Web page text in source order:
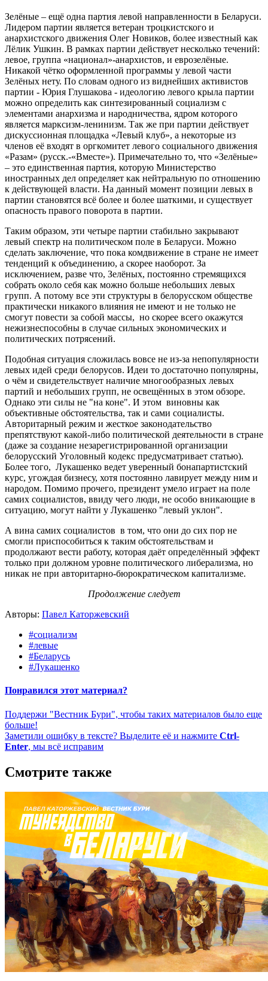
Зелёные – ещё одна партия левой направленности в Беларуси.
Лидером партии является ветеран троцкистского и
анархистского движения Олег Новиков, более известный как
Лёлик Ушкин. В рамках партии действует несколько течений:
левое, группа «национал»-анархистов, и еврозелёные.
Никакой чётко оформленной программы у левой части
Зелёных нету. По словам одного из виднейших активистов
партии - Юрия Глушакова - идеологию левого крыла партии
можно определить как синтезированный социализм с
элементами анархизма и народничества, ядром которого
является марксизм-ленинизм. Так же при партии действует
дискуссионная площадка «Левый клуб», а некоторые из
членов её входят в оргкомитет левого социального движения
«Разам» (русск.-«Вместе»). Примечательно то, что «Зелёные»
– это единственная партия, которую Министерство
иностранных дел определяет как нейтральную по отношению
к действующей власти. На данный момент позиции левых в
партии становятся всё более и более шаткими, и существует
опасность правого поворота в партии.
Таким образом, эти четыре партии стабильно закрывают
левый спектр на политическом поле в Беларуси. Можно
сделать заключение, что пока комдвижение в стране не имеет
тенденций к объединению, а скорее наоборот. За
исключением, разве что, Зелёных, постоянно стремящихся
собрать около себя как можно больше небольших левых
групп. А потому все эти структуры в белорусском обществе
практически никакого влияния не имеют и не только не
смогут повести за собой массы, но скорее всего окажутся
нежизнеспособны в случае сильных экономических и
политических потрясений.
Подобная ситуация сложилась вовсе не из-за непопулярности
левых идей среди белорусов. Идеи то достаточно популярны,
о чём и свидетельствует наличие многообразных левых
партий и небольших групп, не освещённых в этом обзоре.
Однако эти силы не "на коне". И этом виновны как
объективные обстоятельства, так и сами социалисты.
Авторитарный режим и жесткое законодательство
препятствуют какой-либо политической деятельности в стране
(даже за создание незарегистрированной организации
белорусский Уголовный кодекс предусматривает статью).
Более того, Лукашенко ведет уверенный бонапартистский
курс, угождая бизнесу, хотя постоянно лавирует между ним и
народом. Помимо прочего, президент умело играет на поле
самих социалистов, ввиду чего люди, не особо вникающие в
ситуацию, могут найти у Лукашенко "левый уклон".
А вина самих социалистов в том, что они до сих пор не
смогли приспособиться к таким обстоятельствам и
продолжают вести работу, которая даёт определённый эффект
только при должном уровне политического либерализма, но
никак не при авторитарно-бюрократическом капитализме.
Продолжение следует
Авторы: Павел Каторжевский
#социализм
#левые
#Беларусь
#Лукашенко
Понравился этот материал?
Поддержи "Вестник Бури", чтобы таких материалов было еще
больше!
Заметили ошибку в тексте? Выделите её и нажмите Ctrl-
Enter, мы всё исправим
Смотрите также